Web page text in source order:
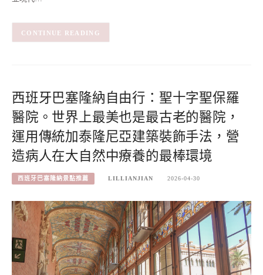
CONTINUE READING
西班牙巴塞隆納自由行：聖十字聖保羅
醫院。世界上最美也是最古老的醫院，
運用傳統加泰隆尼亞建築裝飾手法，營
造病人在大自然中療養的最棒環境
西班牙巴塞隆納景點推薦 LILLIANJIAN 2026-04-30